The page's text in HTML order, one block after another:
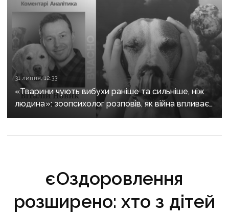
31 липня, 12:33
«Тварини чують вибухи раніше та сильніше, ніж
людина»: зоопсихолог розповів, як війна впливає
на домашніх улюбленців
єОздоровлення
розширено: хто з дітей